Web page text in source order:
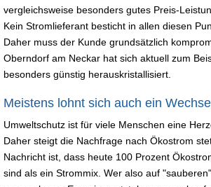
vergleichsweise besonders gutes Preis-
Kein Stromlieferant besticht in allen diesen
Daher muss der Kunde grundsätzlich
Oberndorf am Neckar hat sich aktuell zum
besonders günstig herauskristallisiert.
Meistens lohnt sich auch ein
Umweltschutz ist für viele Menschen eine
Daher steigt die Nachfrage nach Ökostrom
Nachricht ist, dass heute 100 Prozent
sind als ein Strommix. Wer also auf